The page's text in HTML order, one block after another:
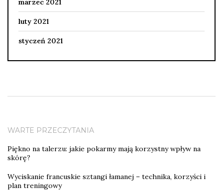
marzec 2021
luty 2021
styczeń 2021
WARTE PRZECZYTANIA
Piękno na talerzu: jakie pokarmy mają korzystny wpływ na
skórę?
Wyciskanie francuskie sztangi łamanej – technika, korzyści i
plan treningowy